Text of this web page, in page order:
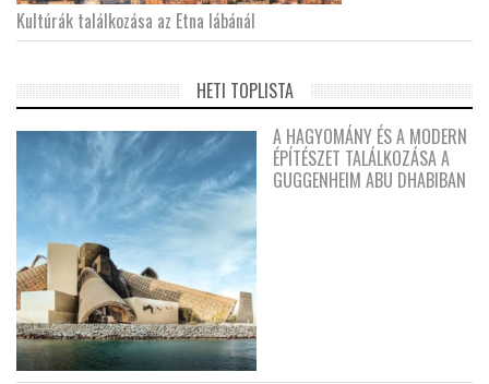
Kultúrák találkozása az Etna lábánál
HETI TOPLISTA
A HAGYOMÁNY ÉS A MODERN
ÉPÍTÉSZET TALÁLKOZÁSA A
GUGGENHEIM ABU DHABIBAN